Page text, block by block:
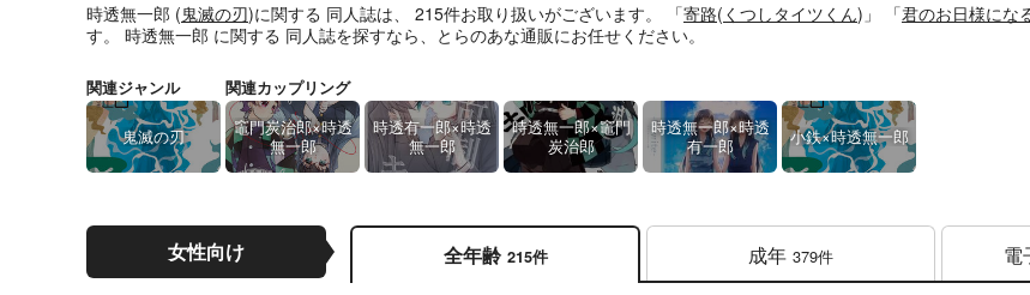
時透無一郎 (鬼滅の刃)に関する 同人誌は、 215件お取り扱いがございます。 「寄路( くつしタイツくん)」 「君のお日様にな
す。 時透無一郎 に関する 同人誌を探すなら、とらのあな通販にお任せください。
関連ジャンル
鬼滅の刃
関連カップリング
竈門炭治郎×時透
無一郎
時透有一郎×時透
無一郎
時透無一郎×竈門
炭治郎
時透無一郎×時透
有一郎
小鉄×時透無一郎
女性向け 全年齢 215件 成年 379件 電